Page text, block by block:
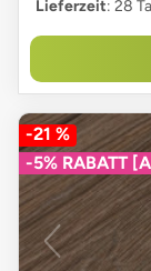
Lieferzeit: 28
-21 %
-5% RABATT